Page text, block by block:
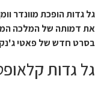
גל גדות הופכת מוונדר
את דמותה של המלכה
בסרט חדש של פאטי
גל גדות